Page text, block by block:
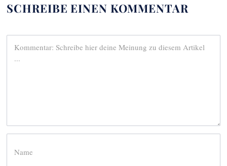
SCHREIBE EINEN KOMMENTAR